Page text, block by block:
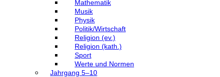
Mathematik
Musik
Physik
Politik/Wirtschaft
Religion (ev.)
Religion (kath.)
Sport
Werte und Normen
Jahrgang 5–10